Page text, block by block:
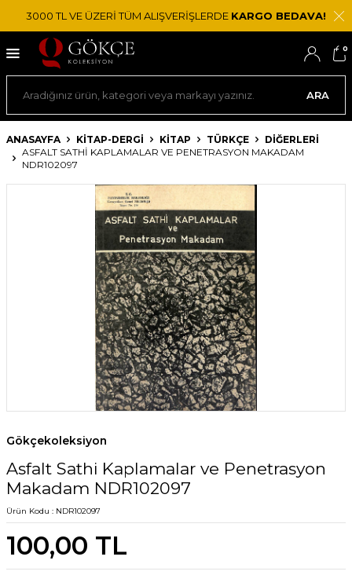
3000 TL VE ÜZERİ TÜM ALIŞVERİŞLERDE KARGO BEDAVA!
ARA
0
ANASAYFA KİTAP-DERGİ KITAP TÜRKÇE
DIĞERLERI
ASFALT SATHI KAPLAMALAR VE PENETRASYON MAKADAM
NDR102097
Gökçekoleksiyon
Asfalt Sathi Kaplamalar ve Penetrasyon
Makadam NDR102097
Ürün Kodu : NDR102097
100,00 TL